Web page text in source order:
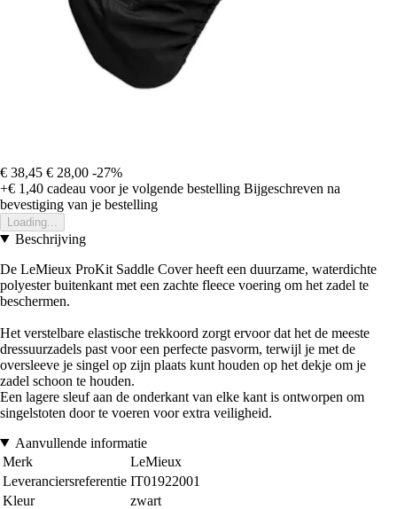
€ 38,45 € 28,00 -27%
+€ 1,40 cadeau voor je volgende bestelling Bijgeschreven na
bevestiging van je bestelling
Loading...
Beschrijving
De LeMieux ProKit Saddle Cover heeft een duurzame, waterdichte
polyester buitenkant met een zachte fleece voering om het zadel te
beschermen.
Het verstelbare elastische trekkoord zorgt ervoor dat het de meeste
dressuurzadels past voor een perfecte pasvorm, terwijl je met de
oversleeve je singel op zijn plaats kunt houden op het dekje om je
zadel schoon te houden.
Een lagere sleuf aan de onderkant van elke kant is ontworpen om
singelstoten door te voeren voor extra veiligheid.
Aanvullende informatie
Merk
LeMieux
Leveranciersreferentie IT01922001
Kleur
zwart